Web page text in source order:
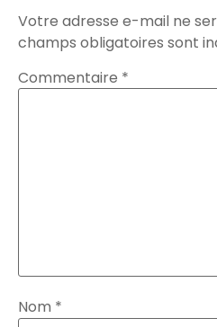
Votre adresse e-mail ne
champs obligatoires sont
Commentaire *
Nom *